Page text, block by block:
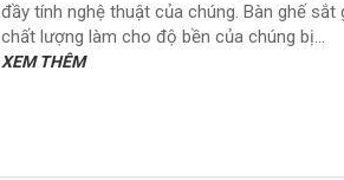
đầy tính nghệ thuật của chúng. Bàn ghế
chất lượng làm cho độ bền của chúng bị...
XEM THÊM